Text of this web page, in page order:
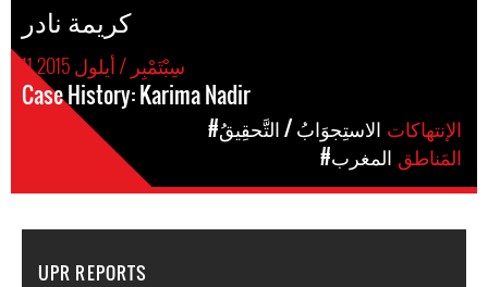
كريمة نادر
11 سِبْتَمْبِر / أيلول 2015
Case History: Karima Nadir
#الاستِجوَابُ / التَّحقِيقُ
#المغرب
UPR REPORTS